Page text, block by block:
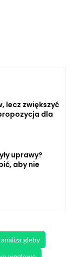
lecz zwiększyć
dla
uprawy?
aby nie
analiza gleby